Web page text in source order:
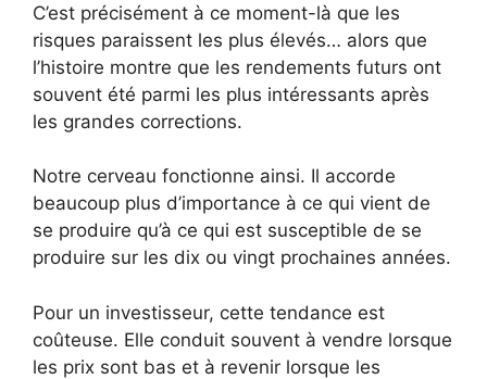
C’est précisément à ce moment-là que les
risques paraissent les plus élevés… alors que
l’histoire montre que les rendements futurs ont
souvent été parmi les plus intéressants après
les grandes corrections.
Notre cerveau fonctionne ainsi. Il accorde
beaucoup plus d’importance à ce qui vient de
se produire qu’à ce qui est susceptible de se
produire sur les dix ou vingt prochaines années.
Pour un investisseur, cette tendance est
coûteuse. Elle conduit souvent à vendre lorsque
les prix sont bas et à revenir lorsque les